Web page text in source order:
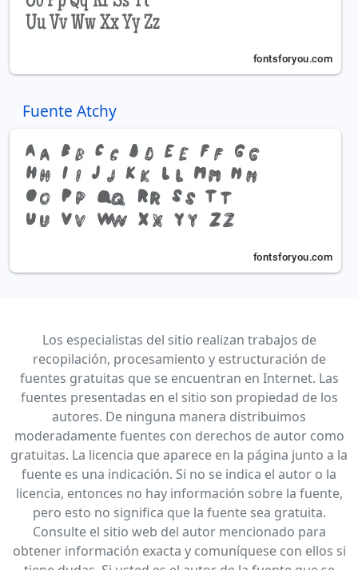
Fuente Atchy
Los especialistas del sitio realizan trabajos de
recopilación, procesamiento y estructuración de
fuentes gratuitas que se encuentran en Internet. Las
fuentes presentadas en el sitio son propiedad de los
autores. De ninguna manera distribuimos
moderadamente fuentes con derechos de autor como
gratuitas. La licencia que aparece en la página junto a la
fuente es una indicación. Si no se indica el autor o la
licencia, entonces no hay información sobre la fuente,
pero esto no significa que la fuente sea gratuita.
Consulte el sitio web del autor mencionado para
obtener información exacta y comuníquese con ellos si